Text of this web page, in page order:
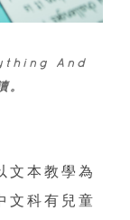
And
。
文本教學為
文科有兒童